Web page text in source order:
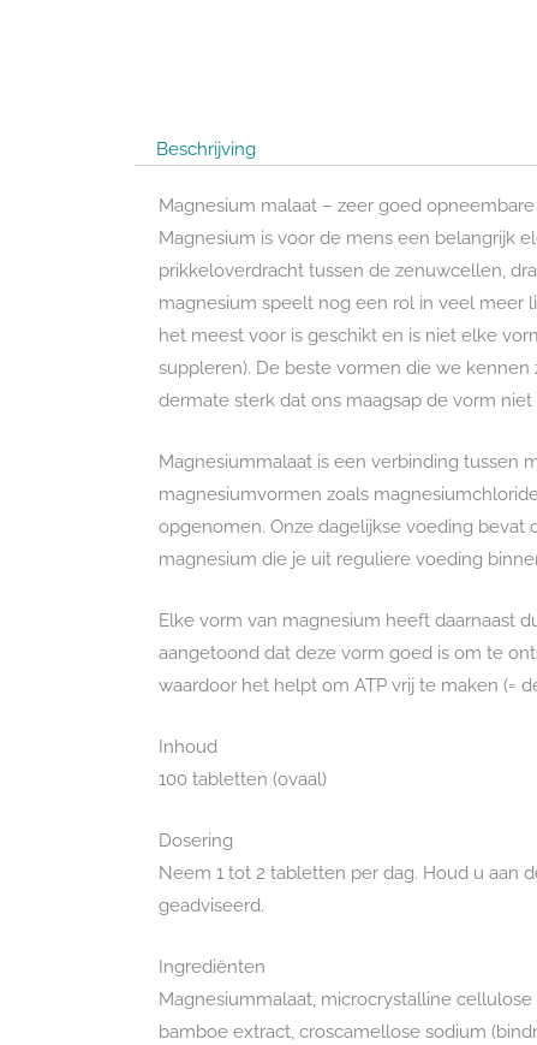
Beschrijving
Magnesium malaat – zeer goed
Magnesium is voor de mens een belangrijk
prikkeloverdracht tussen de zenuwcellen,
magnesium speelt nog een rol in veel meer
het meest voor is geschikt en is niet elke
suppleren). De beste vormen die we
dermate sterk dat ons maagsap de vorm
Magnesiummalaat is een verbinding tussen
magnesiumvormen zoals
opgenomen. Onze dagelijkse voeding
magnesium die je uit reguliere voeding
Elke vorm van magnesium heeft daarnaast
aangetoond dat deze vorm goed is om te
waardoor het helpt om ATP vrij te maken (=
Inhoud
100 tabletten (ovaal)
Dosering
Neem 1 tot 2 tabletten per dag. Houd u aan
geadviseerd.
Ingrediënten
Magnesiummalaat, microcrystalline
bamboe extract, croscamellose sodium